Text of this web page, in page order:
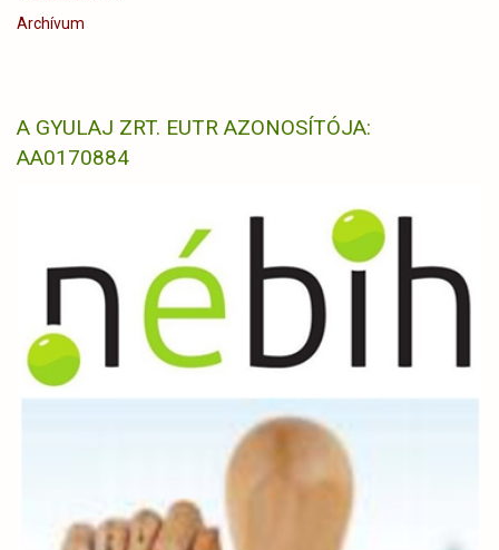
Archívum
A GYULAJ ZRT. EUTR AZONOSÍTÓJA:
AA0170884